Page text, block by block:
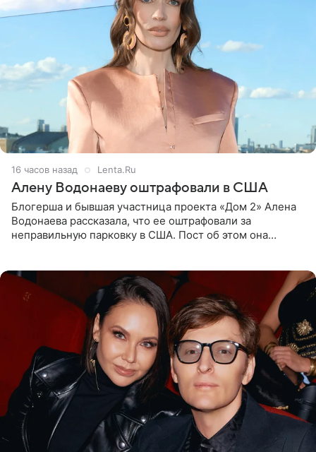
16 часов назад Lenta.Ru
Алену Водонаеву оштрафовали в США
Блогерша и бывшая участница проекта «Дом 2» Алена
Водонаева рассказала, что ее оштрафовали за
неправильную парковку в США. Пост об этом она